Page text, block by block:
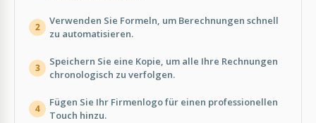
2
Verwenden Sie Formeln, um Berechnungen schnell
zu automatisieren.
3
Speichern Sie eine Kopie, um alle Ihre Rechnungen
chronologisch zu verfolgen.
4
Fügen Sie Ihr Firmenlogo für einen professionellen
Touch hinzu.